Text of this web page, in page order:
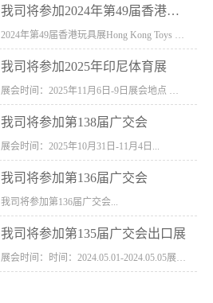
我司将参加2024年第49届香港玩具展Hong Kong Toys & Games Fair 欢迎新···
我司将参加2025年印尼体育展
我司将参加第138届广交会
展会时间：2025年10月31日-11月4日...
我司将参加第136届广交会
我司将参加第136届广交会...
我司将参加第135届广交会出口展
展会时间：时间：2024.05.01-2024.05.05展会地址：中国进出口商品交易会展馆福建康莱宝公司展位号12.1G37-38、H11-12，浙江康莱宝展位号17.1B23-24、C19-20...